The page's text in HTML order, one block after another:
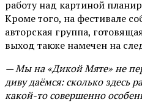
работу над картиной
Кроме того, на фестивале
авторская группа,
выход также намечен на
— Мы на «Дикой Мяте» не
диву даёмся: сколько здесь
какой-то совершенно